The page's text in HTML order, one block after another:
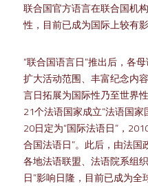
联合国官方语言在联合国机
性，目前已成为国际上较有
“联合国语言日”推出后，各
扩大活动范围、丰富纪念内
言日拓展为国际性乃至世界
21个法语国家成立“法语国
20日定为“国际法语日”，
合国法语日”。此后，由法
各地法语联盟、法语院系组
日”影响日隆，目前已成为全